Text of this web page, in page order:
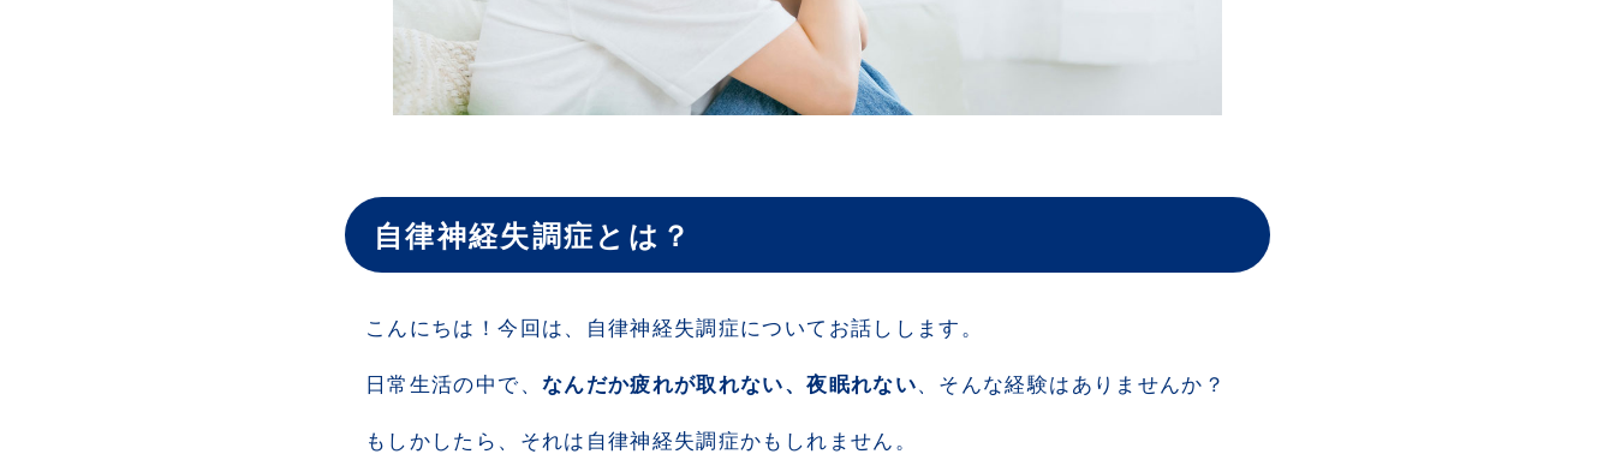
自律神経失調症とは？
こんにちは！今回は、自律神経失調症についてお話しします。
日常生活の中で、 なんだか疲れが取れない、夜眠れない、そんな経験はありませんか？
もしかしたら、それは自律神経失調症かもしれません。